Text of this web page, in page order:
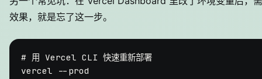
效果，就是忘了这一步。
# 用 Vercel CLI 快速重新部署